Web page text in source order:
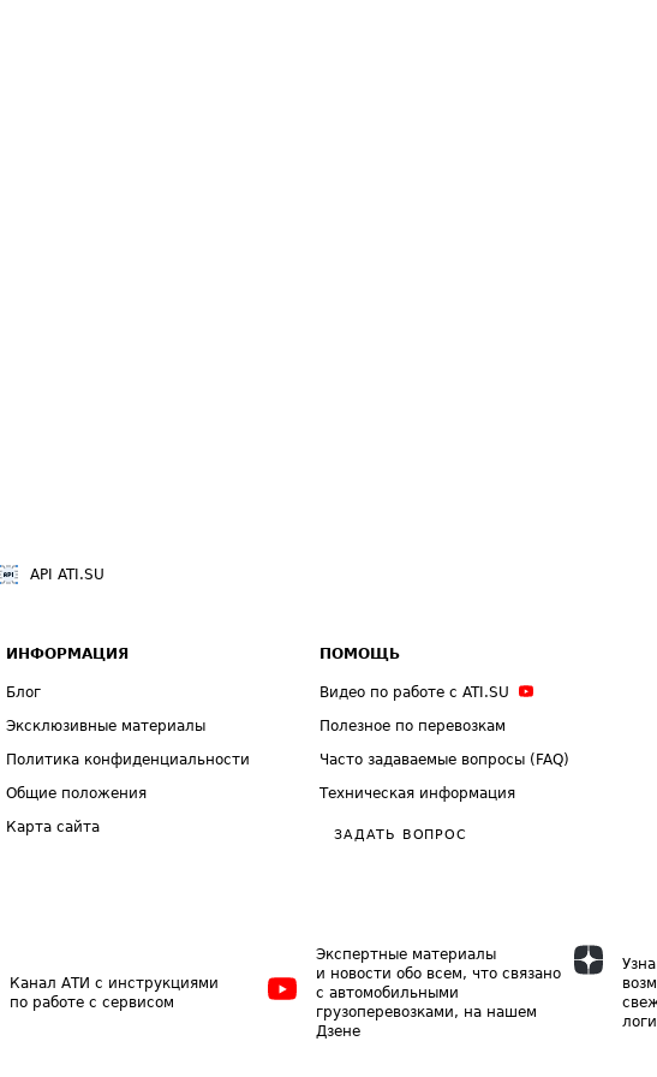
API ATI.SU
ИНФОРМАЦИЯ
Блог
Эксклюзивные материалы
Политика конфиденциальности
Общие положения
Карта сайта
ПОМОЩЬ
Видео по работе с ATI.SU
Полезное по перевозкам
Часто задаваемые вопросы (FAQ)
Техническая информация
ЗАДАТЬ ВОПРОС
Канал АТИ с инструкциями
по работе с сервисом
Экспертные материалы
и новости обо всем, что связано
с автомобильными
грузоперевозками, на нашем
Дзене